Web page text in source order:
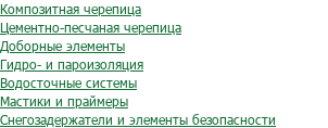
Композитная черепица
Цементно-песчаная черепица
Доборные элементы
Гидро- и пароизоляция
Водосточные системы
Мастики и праймеры
Снегозадержатели и элементы безопасности